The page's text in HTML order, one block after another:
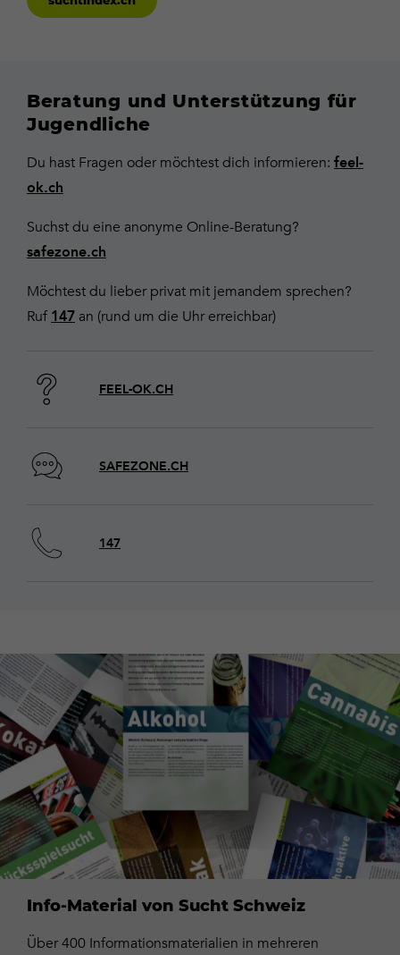
Beratung und Unterstützung für
Jugendliche
Du hast Fragen oder möchtest dich informieren: feel-
ok.ch
Suchst du eine anonyme Online-Beratung?
safezone.ch
Möchtest du lieber privat mit jemandem sprechen?
Ruf 147 an (rund um die Uhr erreichbar)
FEEL-OK.CH
SAFEZONE.CH
147
Info-Material von Sucht Schweiz
Über 400 Informationsmaterialien in mehreren
Webshop